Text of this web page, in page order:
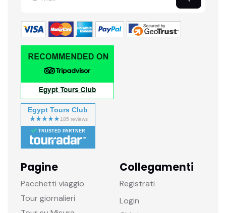
Egypt Tours Club
TRUSTED PARTNER
Pagine
Pacchetti viaggio
Tour giornalieri
Collegamenti
Registrati
Login